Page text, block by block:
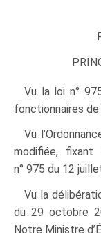
Vu la loi n°
fonctionnaires de
Vu
modifiée, fixant
n° 975 du 12
Vu la
du 29 octobre
Notre Ministre